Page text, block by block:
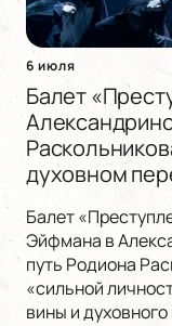
6 июля
Балет
духовном
Балет
Эйфмана в
путь Родиона
«сильной
вины и